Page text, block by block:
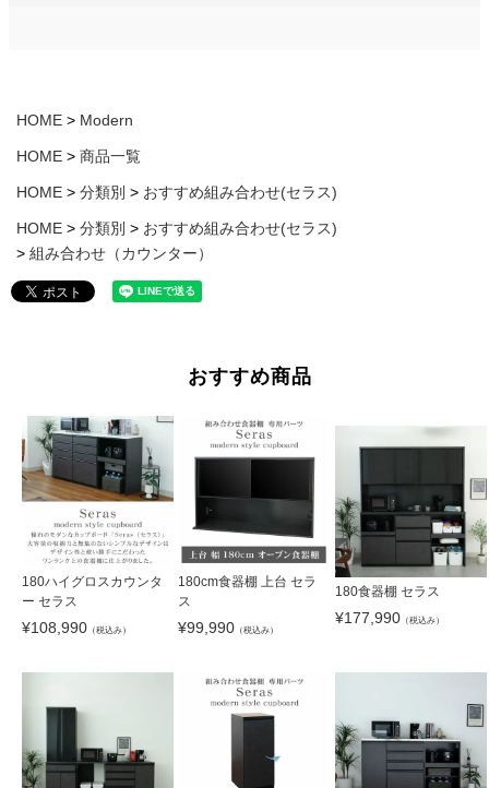
HOME Modern
HOME 商品一覧
HOME 分類別 おすすめ組み合わせ(セラス)
HOME 分類別
おすすめ組み合わせ(セラス)
組み合わせ（カウンター）
おすすめ商品
180ハイグロスカウンタ
ー セラス
¥108,990 （税込み）
180cm食器棚 上台 セラ
ス
¥99,990 （税込み）
180食器棚 セラス
¥177,990（税込み）